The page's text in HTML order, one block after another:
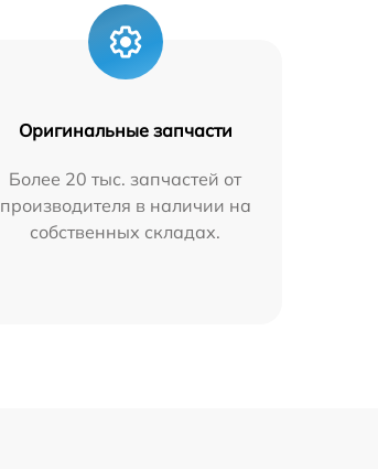
Оригинальные запчасти
Более 20 тыс. запчастей от
производителя в наличии на
собственных складах.